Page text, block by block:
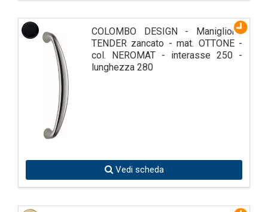
COLOMBO DESIGN - Maniglione
TENDER zancato - mat. OTTONE -
col. NEROMAT - interasse 250 -
lunghezza 280
Vedi scheda